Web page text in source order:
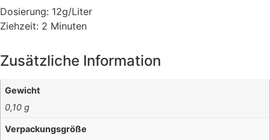
Dosierung: 12g/Liter
Ziehzeit: 2 Minuten
Zusätzliche Information
Gewicht
0,10 g
Verpackungsgröße